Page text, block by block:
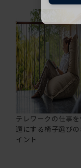
テレワークの仕事
適にする椅子選びの
イント